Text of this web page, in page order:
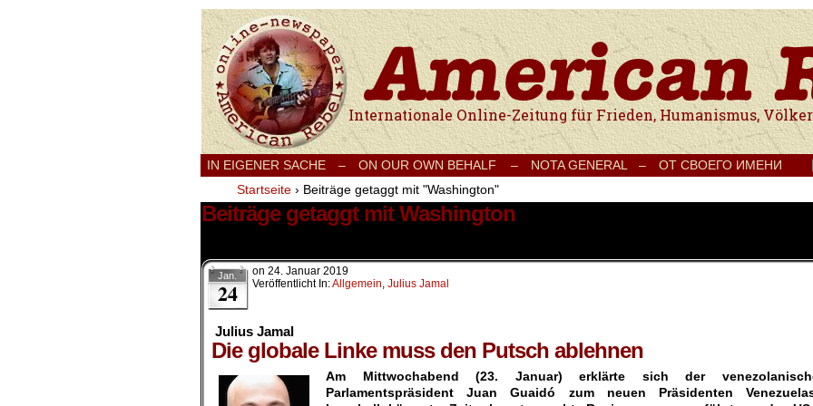
Internationale Onlinezeitung für Frieden, Humanismus, Völkerverständigung und
IN EIGENER SACHE – ON OUR OWN BEHALF – NOTA GENERAL – ОТ СВОЕГО ИМЕНИ
Startseite › Beiträge getaggt mit "Washington"
Beiträge getaggt mit Washington
Jan.
24
on 24. Januar 2019
Veröffentlicht In:Allgemein, Julius Jamal
Julius Jamal
Die globale Linke muss den Putsch ablehnen
Am Mittwochabend (23. Januar) erklärte sich der
Parlamentspräsident Juan Guaidó zum neuen Präsidenten